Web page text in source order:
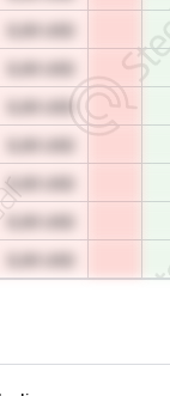
0,00 USD